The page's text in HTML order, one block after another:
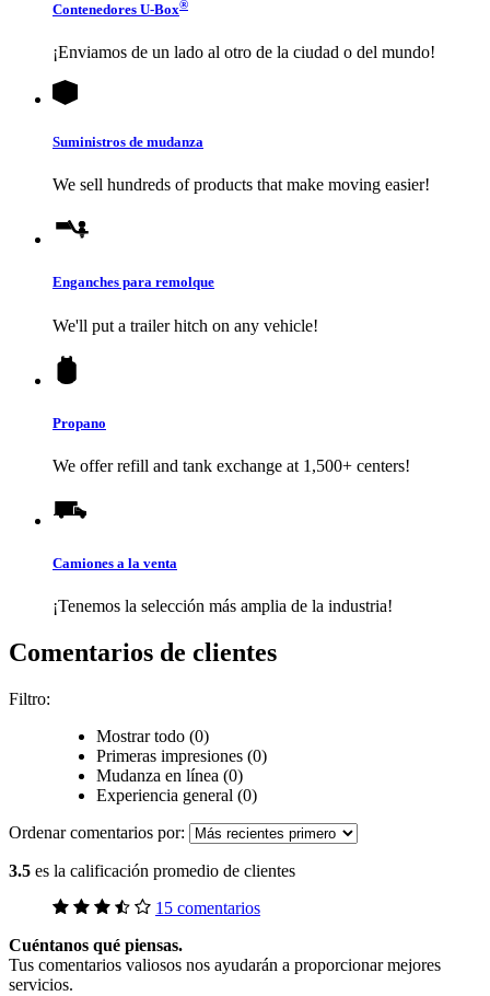
Contenedores U-Box®
¡Enviamos de un lado al otro de la ciudad o del mundo!
Suministros de mudanza
We sell hundreds of products that make moving easier!
Enganches para remolque
We'll put a trailer hitch on any vehicle!
Propano
We offer refill and tank exchange at 1,500+ centers!
Camiones a la venta
¡Tenemos la selección más amplia de la industria!
Comentarios de clientes
Filtro:
Mostrar todo (0)
Primeras impresiones (0)
Mudanza en línea (0)
Experiencia general (0)
Ordenar comentarios por:
3.5 es la calificación promedio de clientes
15 comentarios
Cuéntanos qué piensas.
Tus comentarios valiosos nos ayudarán a proporcionar mejores
servicios.